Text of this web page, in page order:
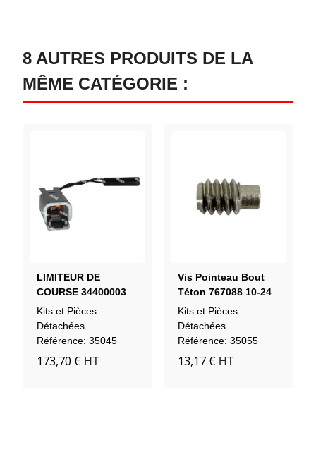
8 AUTRES PRODUITS DE LA
MÊME CATÉGORIE :
LIMITEUR DE
COURSE 34400003
Kits et Pièces
Détachées
Référence: 35045
173,70 € HT
Vis Pointeau Bout
Téton 767088 10-24
X 5/166
Kits et Pièces
Détachées
Référence: 35055
13,17 € HT